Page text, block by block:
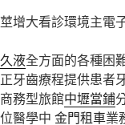
增大看診環境主電
液全方面的各種困
牙齒療程提供患者
商務型旅館中壢當鋪
醫學中 金門租車業